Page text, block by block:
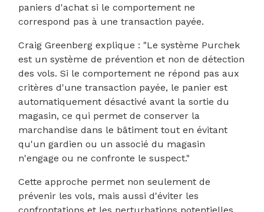
paniers d'achat si le comportement ne
correspond pas à une transaction payée.
Craig Greenberg explique : "Le système Purchek
est un système de prévention et non de détection
des vols. Si le comportement ne répond pas aux
critères d'une transaction payée, le panier est
automatiquement désactivé avant la sortie du
magasin, ce qui permet de conserver la
marchandise dans le bâtiment tout en évitant
qu'un gardien ou un associé du magasin
n'engage ou ne confronte le suspect."
Cette approche permet non seulement de
prévenir les vols, mais aussi d'éviter les